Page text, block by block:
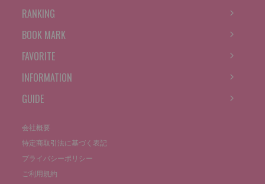
RANKING
BOOK MARK
FAVORITE
INFORMATION
GUIDE
会社概要
特定商取引法に基づく表記
プライバシーポリシー
ご利用規約